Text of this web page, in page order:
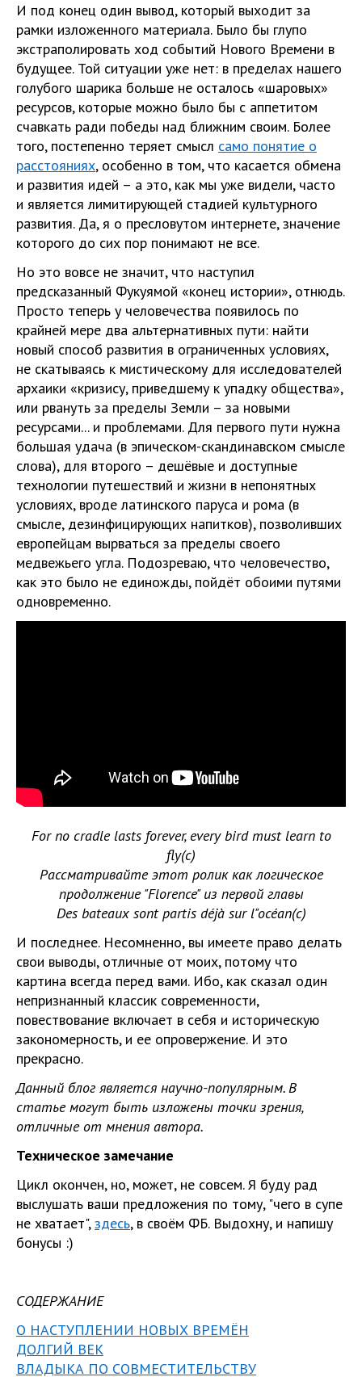
И под конец один вывод, который выходит за
рамки изложенного материала. Было бы глупо
экстраполировать ход событий Нового Времени в
будущее. Той ситуации уже нет: в пределах нашего
голубого шарика больше не осталось «шаровых»
ресурсов, которые можно было бы с аппетитом
счавкать ради победы над ближним своим. Более
того, постепенно теряет смысл само понятие о
расстояниях, особенно в том, что касается обмена
и развития идей – а это, как мы уже видели, часто
и является лимитирующей стадией культурного
развития. Да, я о пресловутом интернете, значение
которого до сих пор понимают не все.
Но это вовсе не значит, что наступил
предсказанный Фукуямой «конец истории», отнюдь.
Просто теперь у человечества появилось по
крайней мере два альтернативных пути: найти
новый способ развития в ограниченных условиях,
не скатываясь к мистическому для исследователей
архаики «кризису, приведшему к упадку общества»,
или рвануть за пределы Земли – за новыми
ресурсами... и проблемами. Для первого пути нужна
большая удача (в эпическом-скандинавском смысле
слова), для второго – дешёвые и доступные
технологии путешествий и жизни в непонятных
условиях, вроде латинского паруса и рома (в
смысле, дезинфицирующих напитков), позволивших
европейцам вырваться за пределы своего
медвежьего угла. Подозреваю, что человечество,
как это было не единожды, пойдёт обоими путями
одновременно.
For no cradle lasts forever, every bird must learn to
fly(c)
Рассматривайте этот ролик как логическое
продолжение "Florence" из первой главы
Des bateaux sont partis déjà sur l"océan(c)
И последнее. Несомненно, вы имеете право делать
свои выводы, отличные от моих, потому что
картина всегда перед вами. Ибо, как сказал один
непризнанный классик современности,
повествование включает в себя и историческую
закономерность, и ее опровержение. И это
прекрасно.
Данный блог является научно-популярным. В
статье могут быть изложены точки зрения,
отличные от мнения автора.
Техническое замечание
Цикл окончен, но, может, не совсем. Я буду рад
выслушать ваши предложения по тому, "чего в супе
не хватает",здесь, в своём ФБ. Выдохну, и напишу
бонусы :)
СОДЕРЖАНИЕ
О НАСТУПЛЕНИИ НОВЫХ ВРЕМЁН
ДОЛГИЙ ВЕК
ВЛАДЫКА ПО СОВМЕСТИТЕЛЬСТВУ